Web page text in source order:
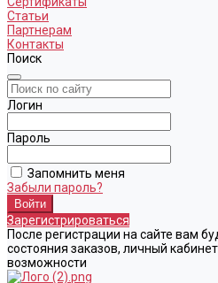
Статьи
Партнерам
Контакты
Поиск
Логин
Пароль
Запомнить меня
Забыли пароль?
Зарегистрироваться
После регистрации на сайте вам
состояния заказов, личный
возможности